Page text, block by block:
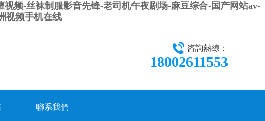
频-丝袜制服影音先锋-老司机午夜剧场-麻豆综合-国产网站av-
视频手机在线
咨詢熱線：
18002611553
聯系我們